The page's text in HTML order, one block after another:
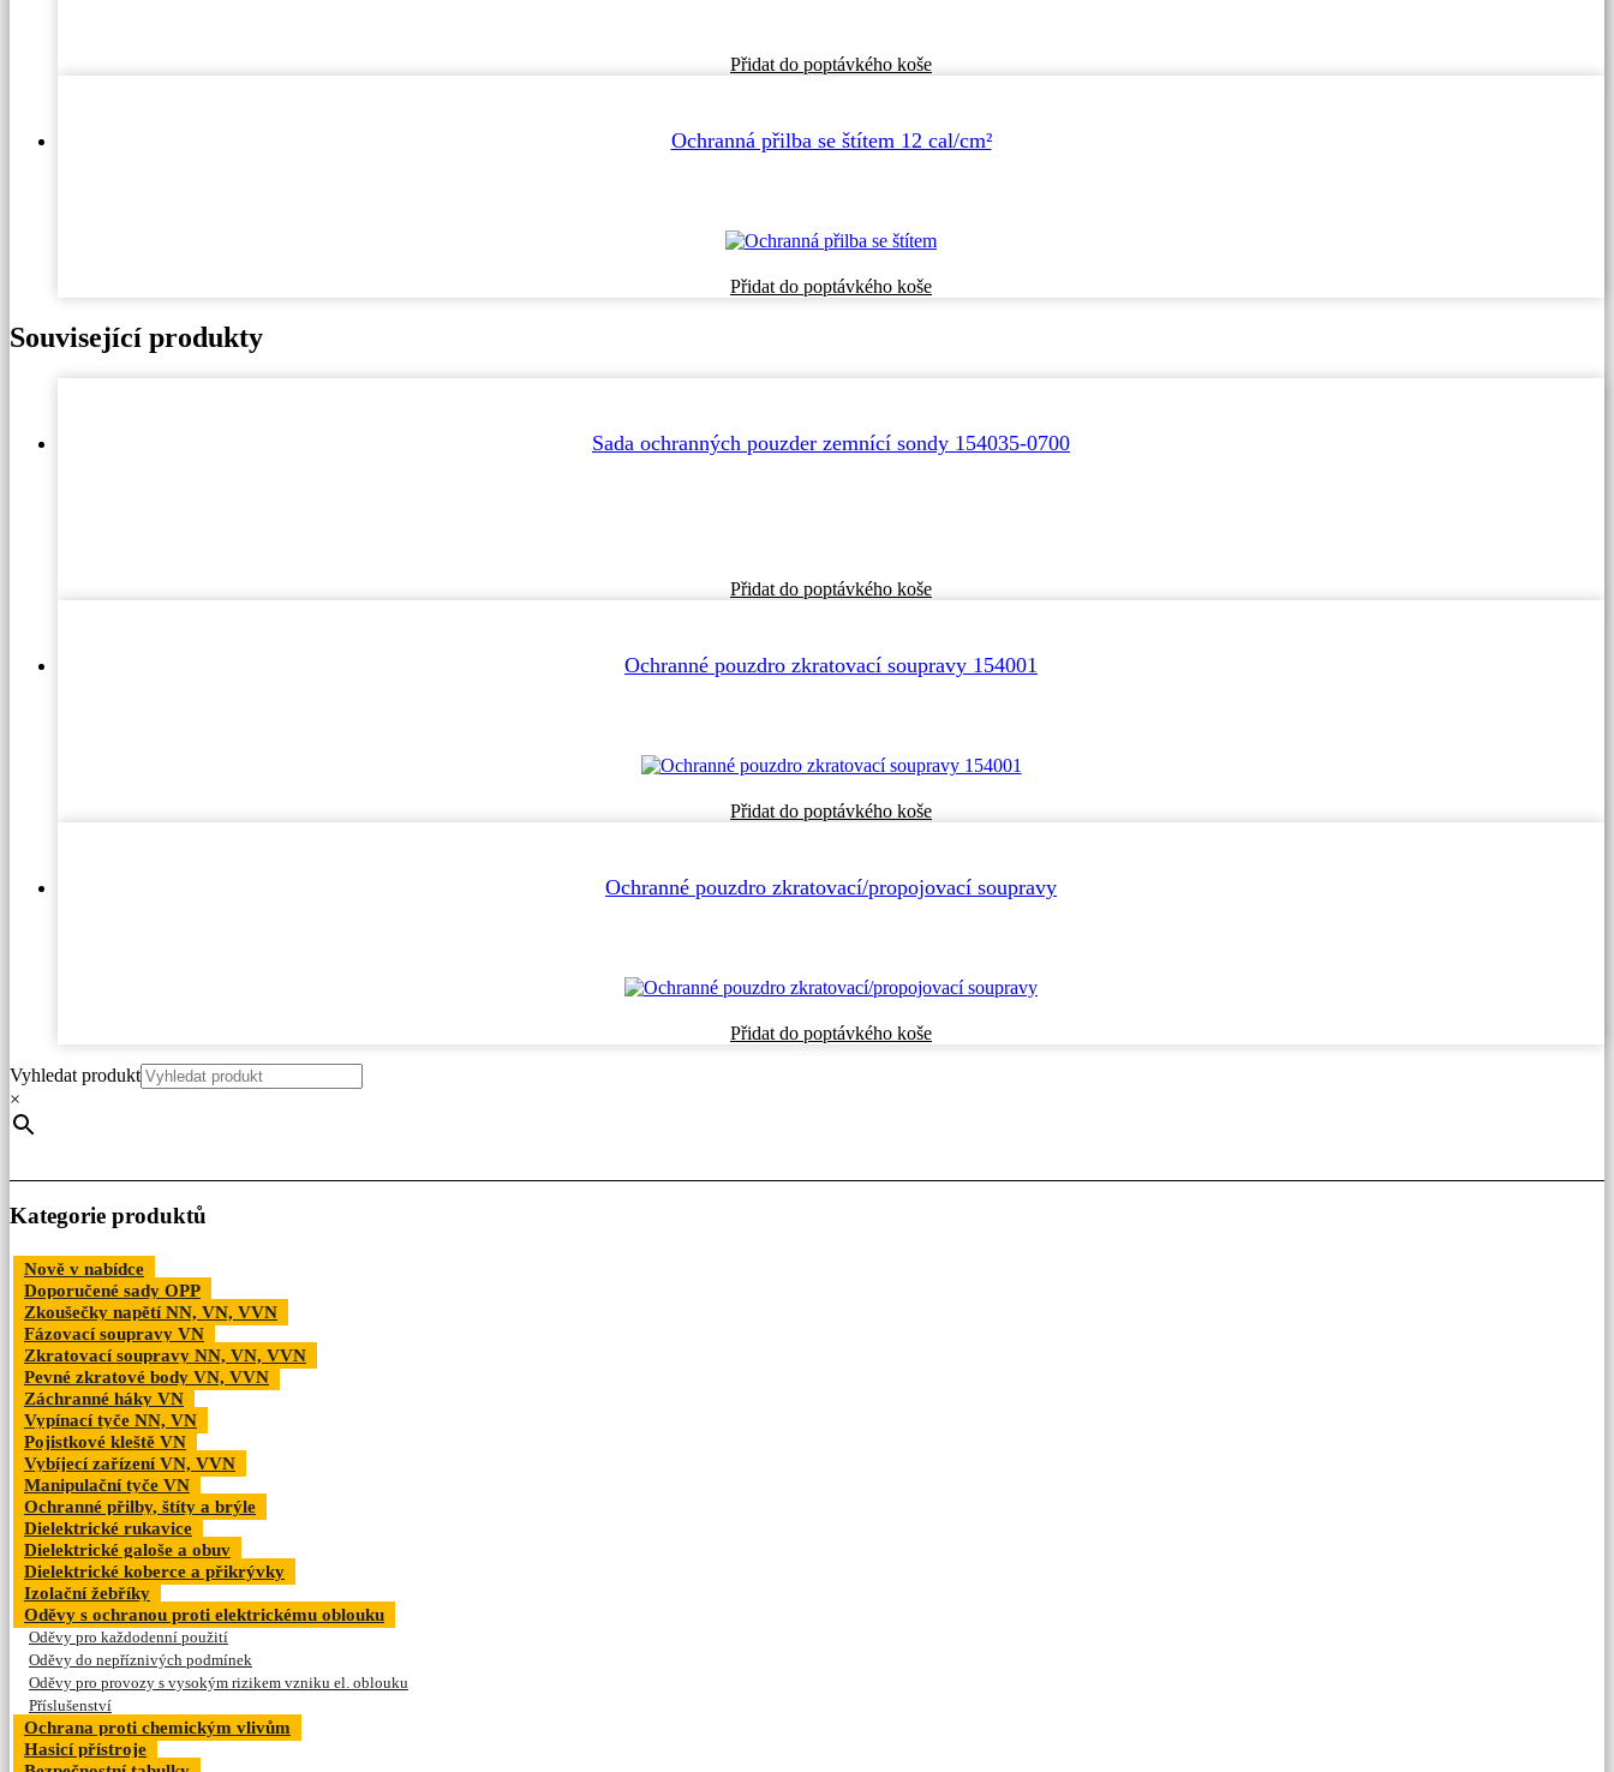
Přidat do poptávkého koše
Ochranná přilba se štítem 12 cal/cm²
Přidat do poptávkého koše
Související produkty
Sada ochranných pouzder zemnící sondy 154035-0700
Přidat do poptávkého koše
Ochranné pouzdro zkratovací soupravy 154001
Přidat do poptávkého koše
Ochranné pouzdro zkratovací/propojovací soupravy
Přidat do poptávkého koše
Vyhledat produkt
×
Kategorie produktů
Nově v nabídce
Doporučené sady OPP
Zkoušečky napětí NN, VN, VVN
Fázovací soupravy VN
Zkratovací soupravy NN, VN, VVN
Pevné zkratové body VN, VVN
Záchranné háky VN
Vypínací tyče NN, VN
Pojistkové kleště VN
Vybíjecí zařízení VN, VVN
Manipulační tyče VN
Ochranné přilby, štíty a brýle
Dielektrické rukavice
Dielektrické galoše a obuv
Dielektrické koberce a přikrývky
Izolační žebříky
Oděvy s ochranou proti elektrickému oblouku
Oděvy pro každodenní použití
Oděvy do nepříznivých podmínek
Oděvy pro provozy s vysokým rizikem vzniku el. oblouku
Příslušenství
Ochrana proti chemickým vlivům
Hasicí přístroje